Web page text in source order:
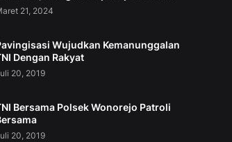
21, 2024
Wujudkan Kemanunggalan
Dengan Rakyat
20, 2019
Bersama Polsek Wonorejo Patroli
20, 2019